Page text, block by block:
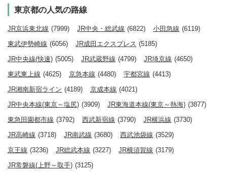
東京都の人気の路線
JR京浜東北線 (7999) JR中央・総武線 (6822) 小田急線 (6119)
東武伊勢崎線 (6056) JR成田エクスプレス (5185)
JR中央線(快速) (5005) JR武蔵野線 (4799) JR埼京線 (4650)
東武東上線 (4625) 京急本線 (4480) 宇都宮線 (4413)
JR湘南新宿ライン (4189) 京成本線 (4021)
JR中央本線(東京～塩尻) (3909) JR東海道本線(東京～熱海) (3877)
東急田園都市線 (3792) 西武新宿線 (3790) JR横浜線 (3730)
JR高崎線 (3718) JR南武線 (3680) 西武池袋線 (3529)
京王線 (3236) JR総武本線 (3227) JR横須賀線 (3179)
JR常磐線(上野～取手) (3125)